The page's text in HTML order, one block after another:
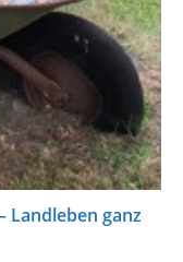
Landleben ganz